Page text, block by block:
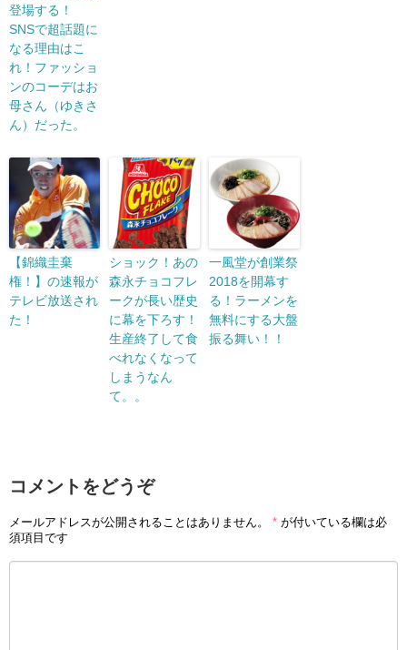
登場する！
SNSで超話題に
なる理由はこ
れ！ファッショ
ンのコーデはお
母さん（ゆきさ
ん）だった。
【錦織圭棄
権！】の速報が
テレビ放送され
た！
ショック！あの
森永チョコフレ
ークが長い歴史
に幕を下ろす！
生産終了して食
べれなくなって
しまうなん
て。。
一風堂が創業祭
2018を開幕す
る！ラーメンを
無料にする大盤
振る舞い！！
コメントをどうぞ
メールアドレスが公開されることはありません。 * が付いている欄は必
須項目です